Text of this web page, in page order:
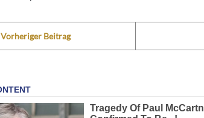
Vorheriger Beitrag